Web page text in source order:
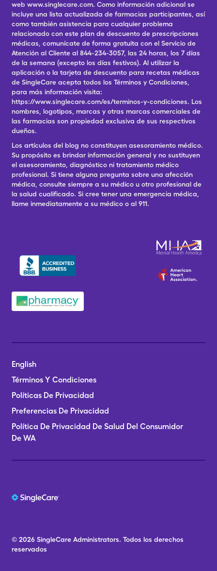
web www.singlecare.com. Como información adicional se
incluye una lista actualizada de farmacias participantes, así
como también asistencia para cualquier problema
relacionado con este plan de descuento de prescripciones
médicas, comunícate de forma gratuita con el Servicio de
Atención al Cliente al 844-234-3057, las 24 horas, los 7 días
de la semana (excepto los días festivos). Al utilizar la
aplicación o la tarjeta de descuento para recetas médicas
de SingleCare acepta todos los Términos y Condiciones,
para más información visita:
https://www.singlecare.com/es/terminos-y-condiciones. Los
nombres, logotipos, marcas y otras marcas comerciales de
las farmacias son propiedad exclusiva de sus respectivos
dueños.
Los artículos del blog no constituyen asesoramiento médico.
Su propósito es brindar información general y no sustituyen
el asesoramiento, diagnóstico ni tratamiento médico
profesional. Si tiene alguna pregunta sobre una afección
médica, consulte siempre a su médico u otro profesional de
la salud cualificado. Si cree tener una emergencia médica,
llame inmediatamente a su médico o al 911.
English
Términos Y Condiciones
Políticas De Privacidad
Preferencias De Privacidad
Política De Privacidad De Salud Del Consumidor
De WA
© 2026 SingleCare Administrators. Todos los derechos
reservados